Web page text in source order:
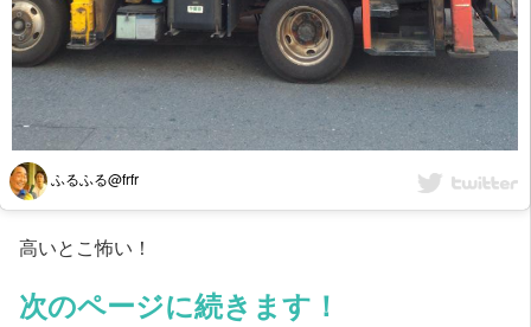
ふるふる@frfr
高いとこ怖い！
次のページに続きます！